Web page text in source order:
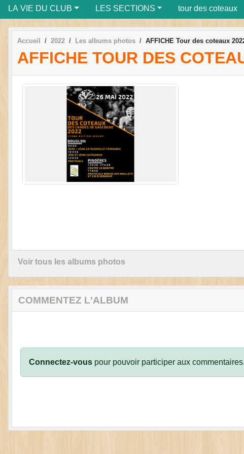
LA VIE DU CLUB LES SECTIONS tour des coteaux
Accueil 2022 Les albums photos AFFICHE Tour des coteaux
AFFICHE TOUR DES
Voir tous les albums photos
COMMENTEZ L'ALBUM
Connectez-vous pour pouvoir participer aux commentaires.